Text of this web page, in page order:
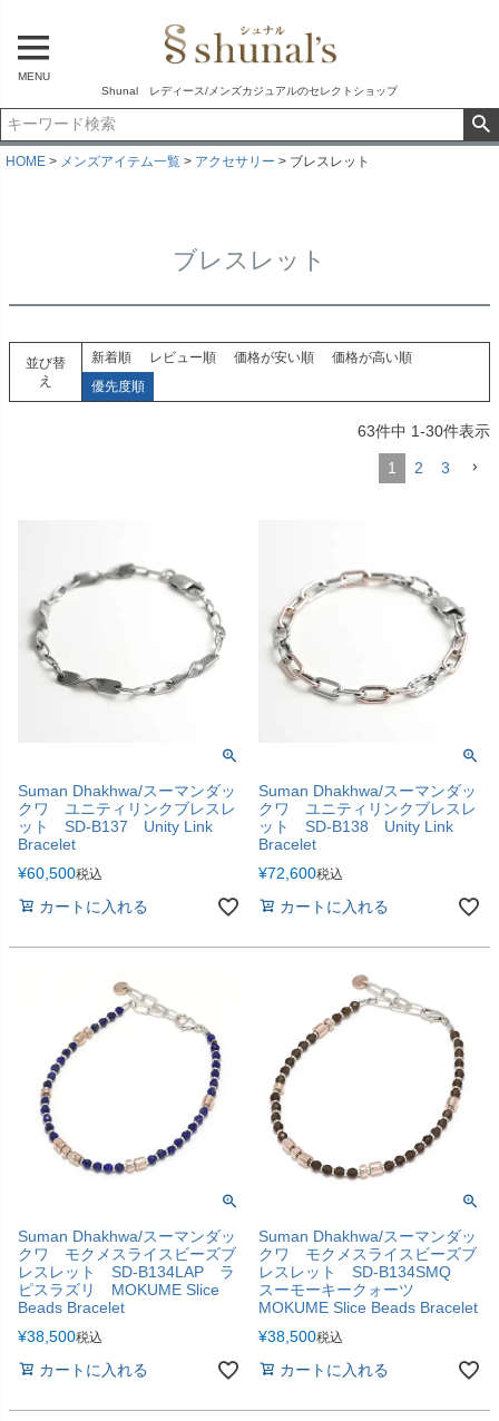
MENU
Shunal レディース/メンズカジュアルのセレクトショップ
HOME メンズアイテム一覧 アクセサリー ブレスレット
ブレスレット
並び替
え
新着順 レビュー順 価格が安い順
価格が高い順
優先度順
63件中 1-30件表示
1 2 3
Suman Dhakhwa/スーマンダッ
クワ ユニティリンクブレスレ
ット SD-B137 Unity Link
Bracelet
¥60,500税込
カートに入れる
Suman Dhakhwa/スーマンダッ
クワ ユニティリンクブレスレ
ット SD-B138 Unity Link
Bracelet
¥72,600税込
カートに入れる
Suman Dhakhwa/スーマンダッ
クワ モクメスライスビーズブ
レスレット SD-B134LAP ラ
ピスラズリ MOKUME Slice
Beads Bracelet
¥38,500税込
カートに入れる
Suman Dhakhwa/スーマンダッ
クワ モクメスライスビーズブ
レスレット SD-B134SMQ
スーモーキークォーツ
MOKUME Slice Beads Bracelet
¥38,500税込
カートに入れる